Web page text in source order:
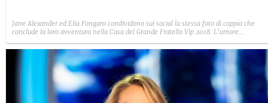
Jane Alexander ed Elia Fongaro condividono sui social la stessa foto di coppia che
conclude la loro avventura nella Casa del Grande Fratello Vip 2018. L’amore
“Non abbiamo ancora dormito insieme, io ho un figlio di 15 anni da tutelare”.